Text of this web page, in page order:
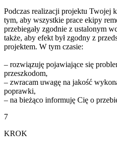
Podczas realizacji projektu Twojej
tym, aby wszystkie prace ekipy
przebiegały zgodnie z ustalonym
także, aby efekt był zgodny z
projektem. W tym czasie:
– rozwiązuję pojawiające się
przeszkodom,
– zwracam uwagę na jakość
poprawki,
– na bieżąco informuję Cię o
7
KROK